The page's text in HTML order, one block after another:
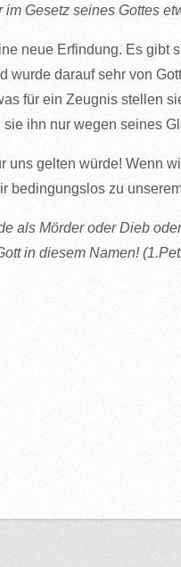
Gesetz seines Gottes
neue Erfindung. Es gibt
wurde darauf sehr von
für ein Zeugnis stellen
ihn nur wegen seines
uns gelten würde! Wenn
bedingungslos zu
als Mörder oder Dieb
in diesem Namen!